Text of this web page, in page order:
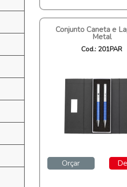
Conjunto Caneta e
Metal
Cod.: 201PAR
Orçar